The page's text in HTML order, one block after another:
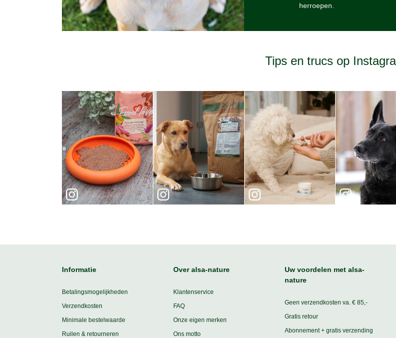
herroepen.
Tips en trucs op
Informatie
Betalingsmogelijkheden
Verzendkosten
Minimale bestelwaarde
Ruilen & retourneren
Over alsa-nature
Klantenservice
FAQ
Onze eigen merken
Ons motto
Uw voordelen met alsa-
nature
Geen verzendkosten va. € 85,-
Gratis retour
Abonnement + gratis verzending